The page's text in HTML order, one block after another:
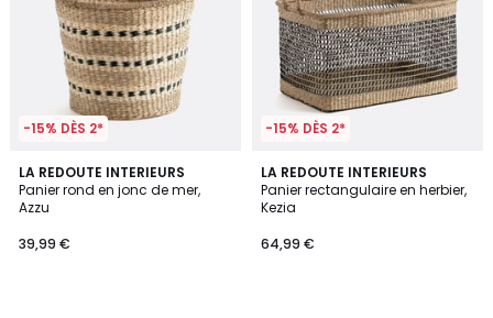
-15% DÈS 2*
LA REDOUTE INTERIEURS
Panier rond en jonc de mer,
Azzu
39,99 €
4,7
/ 5
-15% DÈS 2*
LA REDOUTE INTERIEURS
Panier rectangulaire en herbier,
Kezia
64,99 €
4,5
/ 5